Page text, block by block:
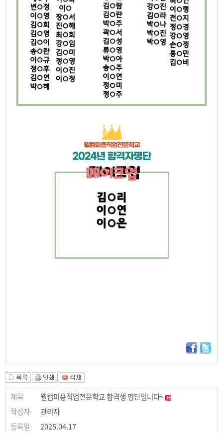
웰컴미용직업전문학교 합격생 명단입니다~
관리자
2025.04.17